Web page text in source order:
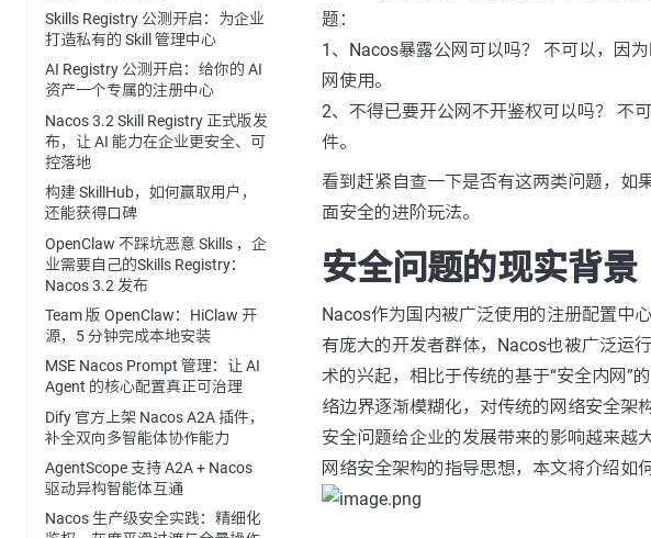
Skills Registry 公测开启：为企业
打造私有的 Skill 管理中心
AI Registry 公测开启：给你的 AI
资产一个专属的注册中心
Nacos 3.2 Skill Registry 正式版发
布，让 AI 能力在企业更安全、可
控落地
构建 SkillHub，如何赢取用户，
还能获得口碑
OpenClaw 不踩坑恶意 Skills ，企
业需要自己的Skills Registry：
Nacos 3.2 发布
Team 版 OpenClaw：HiClaw 开
源，5 分钟完成本地安装
MSE Nacos Prompt 管理：让 AI
Agent 的核心配置真正可治理
Dify 官方上架 Nacos A2A 插件，
补全双向多智能体协作能力
AgentScope 支持 A2A + Nacos
驱动异构智能体互通
Nacos 生产级安全实践：精细化
题：
1、Nacos暴露公网可以吗？ 不可以，因
网使用。
2、不得已要开公网不开鉴权可以吗？ 不
件。
看到赶紧自查一下是否有这两类问题，如
面安全的进阶玩法。
安全问题的现实背景
Nacos作为国内被广泛使用的注册配置中
有庞大的开发者群体，Nacos也被广泛运
术的兴起，相比于传统的基于“安全内网”
络边界逐渐模糊化，对传统的网络安全架
安全问题给企业的发展带来的影响越来越
网络安全架构的指导思想，本文将介绍如